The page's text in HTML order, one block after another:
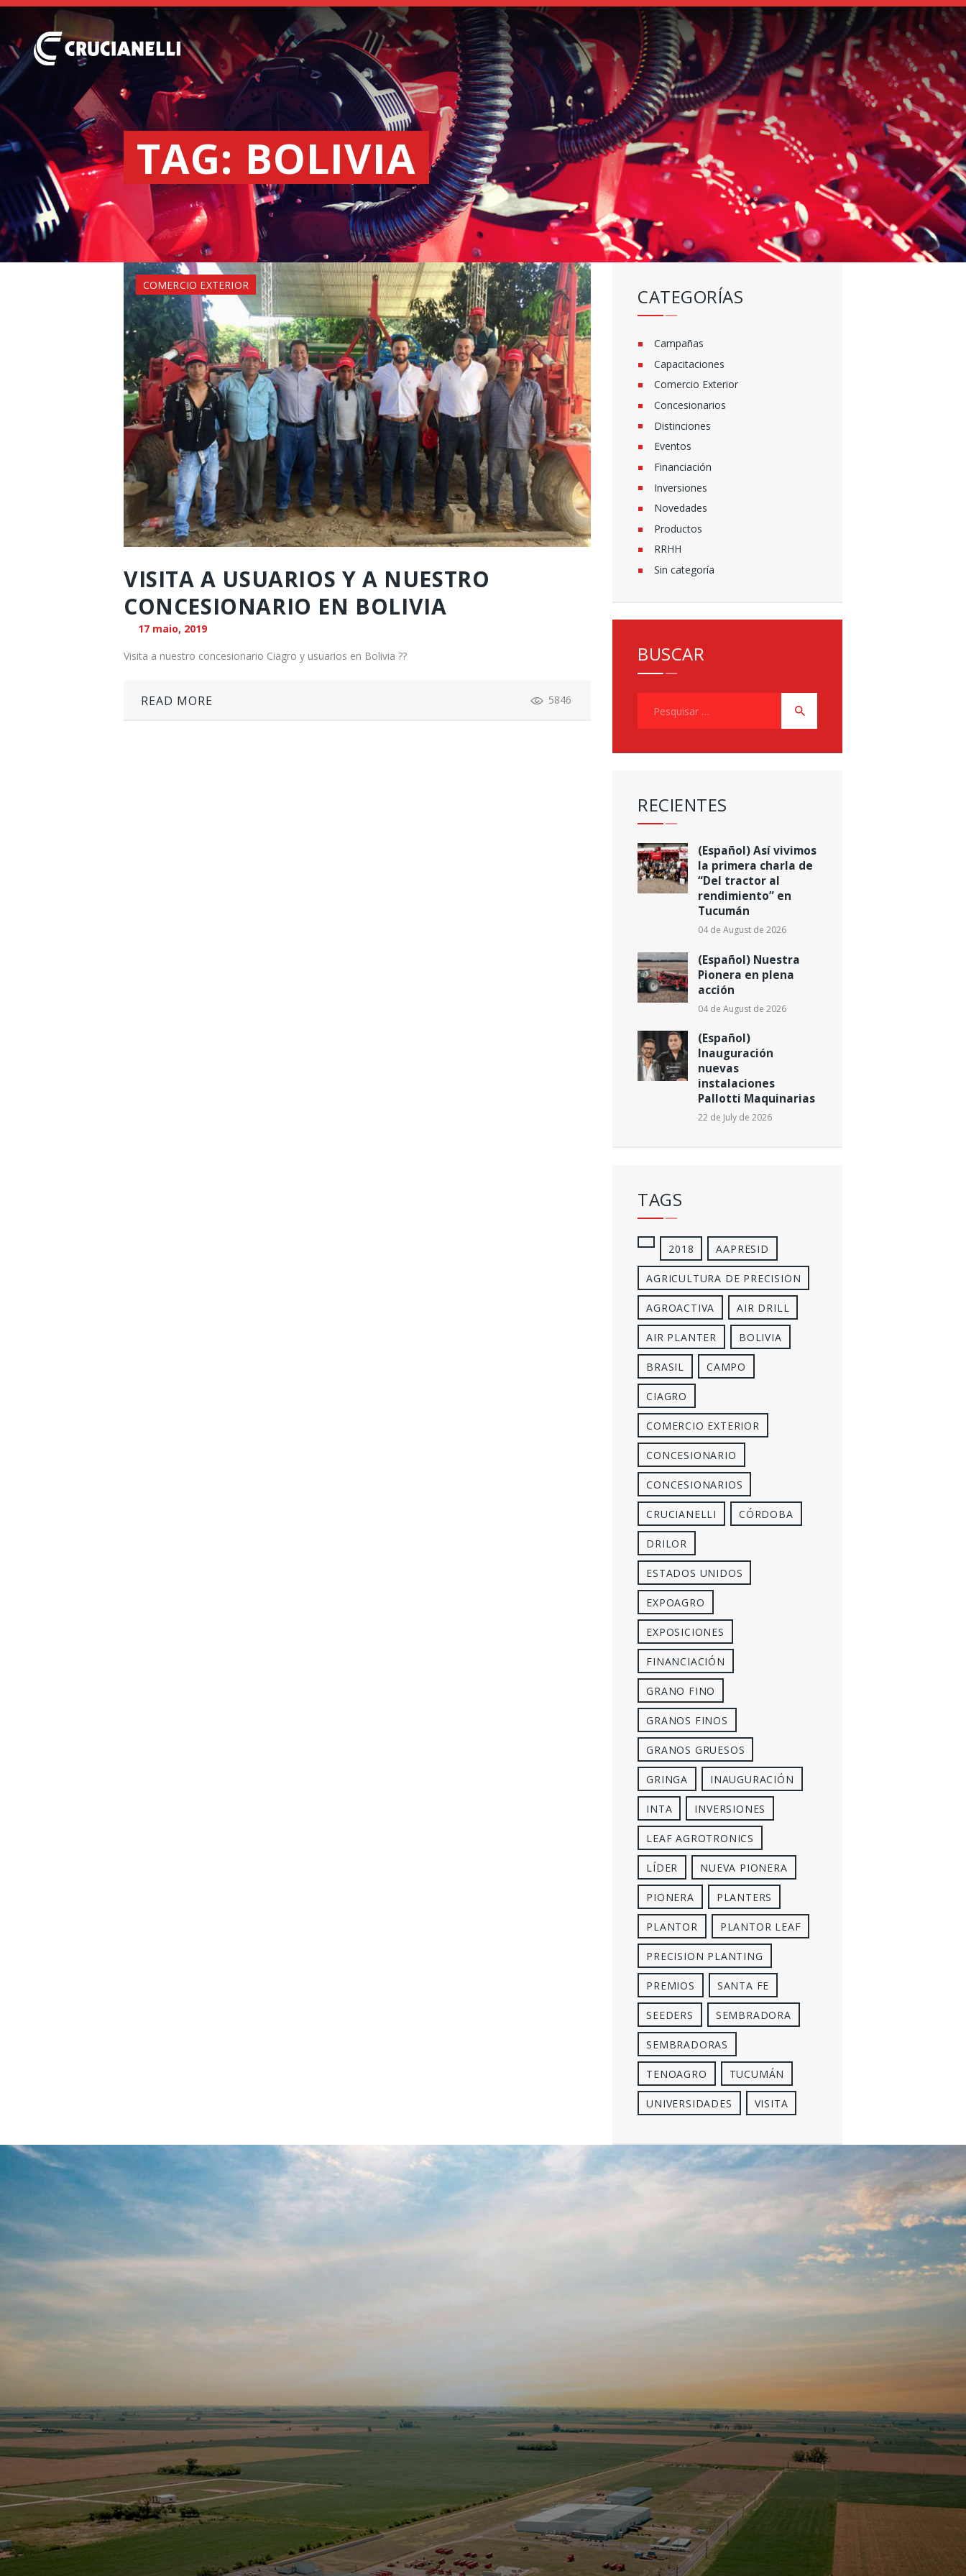
TAG: BOLIVIA
SEMEADORES
ESPALHADORES
DE
FERTILIZANTES
INSTITUCIONAL
CONCESIONARIOS
NOVEDADES
NOSSA EMPRESA
CONTACTO
COMERCIO EXTERIOR
VISITA A USUARIOS Y A NUESTRO
CONCESIONARIO EN BOLIVIA
17 maio, 2019
Visita a nuestro concesionario Ciagro y usuarios en Bolivia ??
READ MORE 5846
CATEGORÍAS
Campañas
Capacitaciones
Comercio Exterior
Concesionarios
Distinciones
Eventos
Financiación
Inversiones
Novedades
Productos
RRHH
Sin categoría
BUSCAR
por:
RECIENTES
(Español) Así vivimos
la primera charla de
“Del tractor al
rendimiento” en
Tucumán
04 de August de 2026
(Español) Nuestra
Pionera en plena
acción
04 de August de 2026
(Español)
Inauguración
nuevas
instalaciones
Pallotti Maquinarias
22 de July de 2026
TAGS
2018 AAPRESID
AGRICULTURA DE PRECISION
AGROACTIVA AIR DRILL
AIR PLANTER BOLIVIA
BRASIL CAMPO
CIAGRO
COMERCIO EXTERIOR
CONCESIONARIO
CONCESIONARIOS
CRUCIANELLI CÓRDOBA
DRILOR
ESTADOS UNIDOS
EXPOAGRO
EXPOSICIONES
FINANCIACIÓN
GRANO FINO
GRANOS FINOS
GRANOS GRUESOS
GRINGA INAUGURACIÓN
INTA INVERSIONES
LEAF AGROTRONICS
LÍDER NUEVA PIONERA
PIONERA PLANTERS
PLANTOR PLANTOR LEAF
PRECISION PLANTING
PREMIOS SANTA FE
SEEDERS SEMBRADORA
SEMBRADORAS
TENOAGRO TUCUMÁN
UNIVERSIDADES VISITA